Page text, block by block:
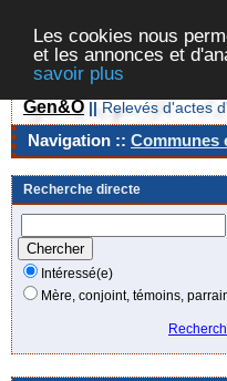
Les cookies nous
et les annonces et
savoir plus
Gen&O || Relevés d'actes
Navigation :: Communes
Recherche directe
Intéressé(e)
Mère, conjoint, témoins,